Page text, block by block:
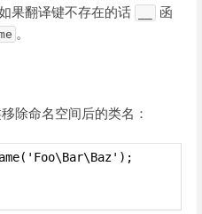
果翻译键不存在的话
函
。
除命名空间后的类名：